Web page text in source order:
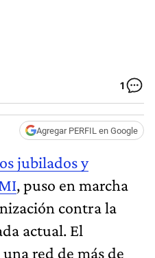
1
Agregar PERFIL en Google
jubilados y
, puso en marcha
contra la
actual. El
red de más de